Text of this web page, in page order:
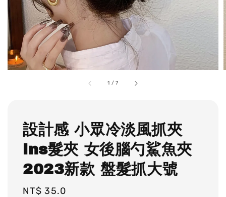
1 /7
設計感 小眾冷淡風抓夾
ins髮夾 女後腦勺鯊魚夾
2023新款 盤髮抓大號
Regular
NT$ 35.0